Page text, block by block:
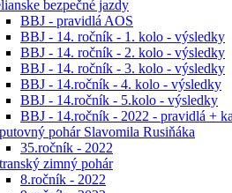
bezpečné jazdy
BBJ - pravidlá AOS
BBJ - 14. ročník - 1. kolo - výsledky
BBJ - 14. ročník - 2. kolo - výsledky
BBJ - 14. ročník - 3. kolo - výsledky
BBJ - 14.ročník - 4. kolo - výsledky
BBJ - 14.ročník - 5.kolo - výsledky
BBJ - 14.ročník - 2022 - pravidlá +
pohár Slavomila Rusiňáka
35.ročník - 2022
zimný pohár
8.ročník - 2022